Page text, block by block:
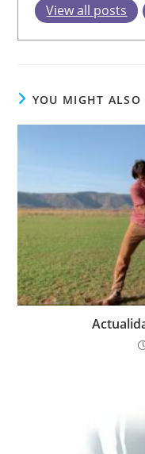
View all posts
YOU MIGHT ALSO